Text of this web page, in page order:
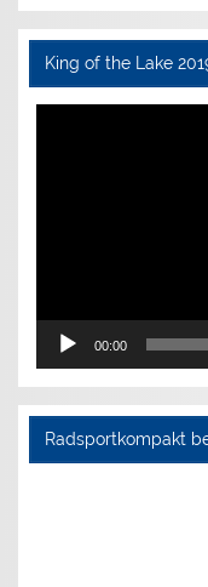
King of the Lake
Video-
00:00
Radsportkompakt